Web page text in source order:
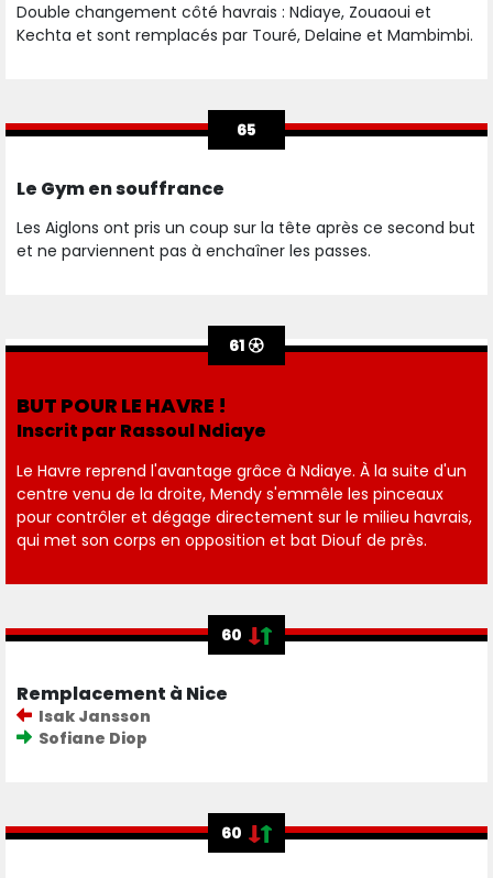
Double changement côté havrais : Ndiaye, Zouaoui et
Kechta et sont remplacés par Touré, Delaine et Mambimbi.
65
Le Gym en souffrance
Les Aiglons ont pris un coup sur la tête après ce second but
et ne parviennent pas à enchaîner les passes.
61
BUT POUR LE HAVRE !
Inscrit par Rassoul Ndiaye
Le Havre reprend l'avantage grâce à Ndiaye. À la suite d'un
centre venu de la droite, Mendy s'emmêle les pinceaux
pour contrôler et dégage directement sur le milieu havrais,
qui met son corps en opposition et bat Diouf de près.
60
Remplacement à Nice
Isak Jansson
Sofiane Diop
60